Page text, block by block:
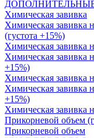
Химическая завивка
Химическая завивка
(густота +15%)
Химическая завивка
Химическая завивка
+15%)
Химическая завивка
Химическая завивка
+15%)
Химическая завивка
Прикорневой объем
Прикорневой объем